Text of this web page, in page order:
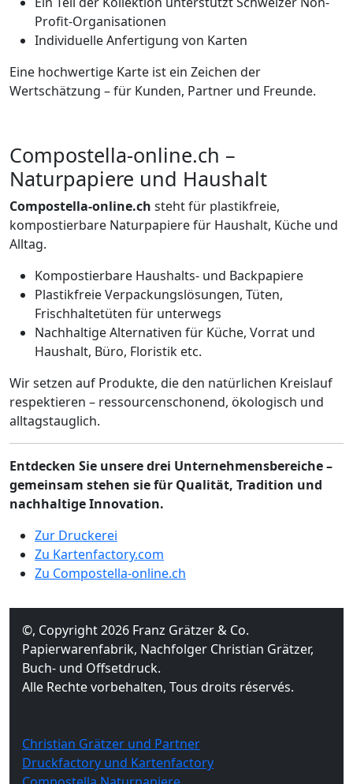
Profit-Organisationen
Individuelle Anfertigung von Karten
Eine hochwertige Karte ist ein Zeichen der
Wertschätzung – für Kunden, Partner und Freunde.
Compostella-online.ch –
Naturpapiere und Haushalt
Compostella-online.ch steht für plastikfreie,
kompostierbare Naturpapiere für Haushalt, Küche und
Alltag.
Kompostierbare Haushalts- und Backpapiere
Plastikfreie Verpackungslösungen, Tüten,
Frischhaltetüten für unterwegs
Nachhaltige Alternativen für Küche, Vorrat und
Haushalt, Büro, Floristik etc.
Wir setzen auf Produkte, die den natürlichen Kreislauf
respektieren – ressourcenschonend, ökologisch und
alltagstauglich.
Entdecken Sie unsere drei Unternehmensbereiche –
gemeinsam stehen sie für Qualität, Tradition und
nachhaltige Innovation.
Zur Druckerei
Zu Kartenfactory.com
Zu Compostella-online.ch
©, Copyright 2026 Franz Grätzer & Co.
Papierwarenfabrik, Nachfolger Christian Grätzer,
Buch- und Offsetdruck.
Alle Rechte vorbehalten, Tous droits réservés.
Christian Grätzer und Partner
Druckfactory und Kartenfactory